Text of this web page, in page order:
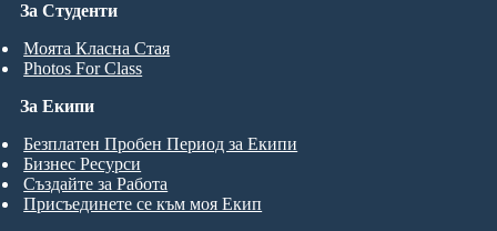
За Студенти
Моята Класна Стая
Photos For Class
За Екипи
Безплатен Пробен Период за Екипи
Бизнес Ресурси
Създайте за Работа
Присъединете се към моя Екип